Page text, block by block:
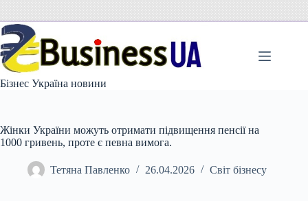
вмісту
Бізнес Україна новини
Жінки України можуть отримати підвищення пенсії на
1000 гривень, проте є певна вимога.
Тетяна Павленко 26.04.2026 Світ бізнесу